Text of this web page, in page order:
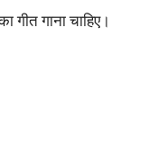
गीत गाना चाहिए।